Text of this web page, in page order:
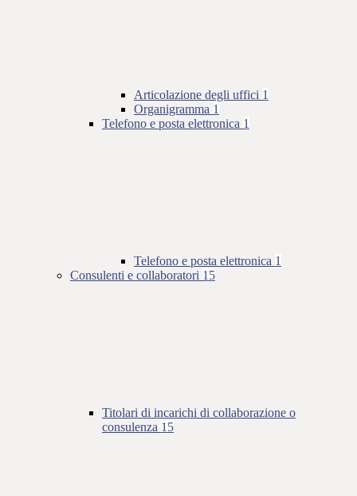
Articolazione degli uffici 1
Organigramma 1
Telefono e posta elettronica 1
Telefono e posta elettronica 1
Consulenti e collaboratori 15
Titolari di incarichi di collaborazione o
consulenza 15